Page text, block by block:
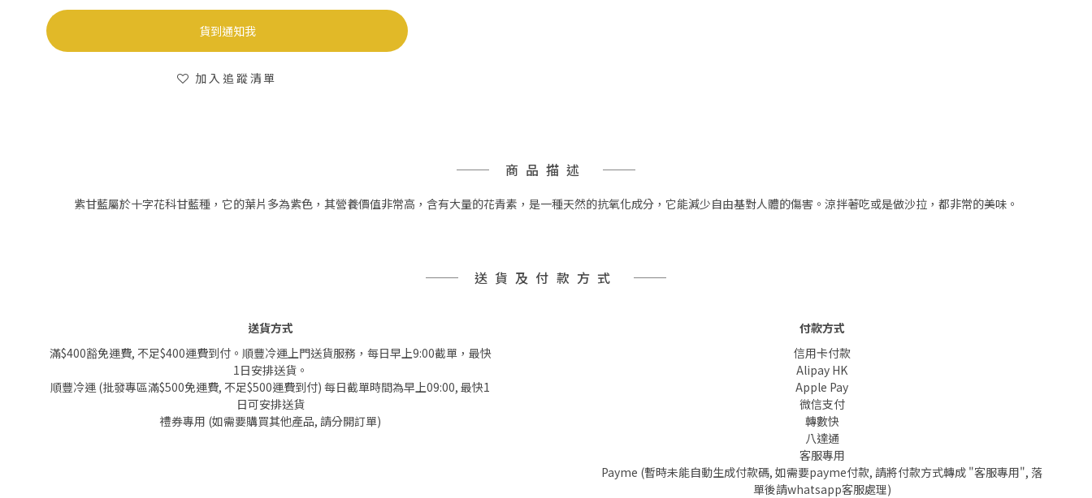
貨到通知我
加入追蹤清單
商品描述
紫甘藍屬於十字花科甘藍種，它的葉片多為紫色，其營養價值非常高，含有大量的花青素，是一種天然的抗氧化成分，它能減少自由基對人體的傷害。涼拌著吃或是做沙拉，都非常的美味。
送貨及付款方式
送貨方式
滿$400豁免運費, 不足$400運費到付。順豐冷運上門送貨服務，每日早上9:00截單，最快
1日安排送貨。
順豐冷運 (批發專區滿$500免運費, 不足$500運費到付) 每日截單時間為早上09:00, 最快1
日可安排送貨
禮券專用 (如需要購買其他產品, 請分開訂單)
付款方式
信用卡付款
Alipay HK
Apple Pay
微信支付
轉數快
八達通
客服專用
Payme (暫時未能自動生成付款碼, 如需要payme付款, 請將付款方式轉成 "客服專用", 落
單後請whatsapp客服處理)